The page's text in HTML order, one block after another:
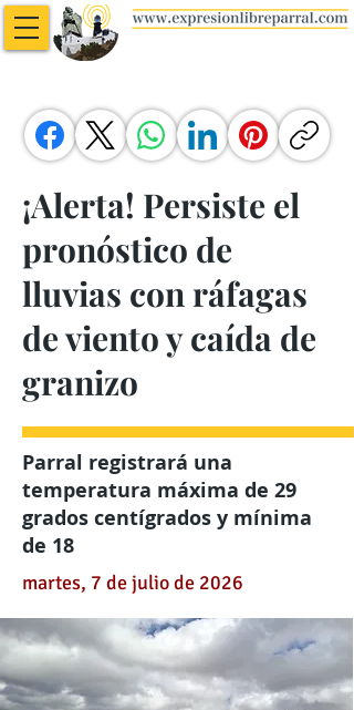
¡Alerta! Persiste el
pronóstico de
lluvias con ráfagas
de viento y caída de
granizo
Parral registrará una
temperatura máxima de 29
grados centígrados y mínima
de 18
martes, 7 de julio de 2026